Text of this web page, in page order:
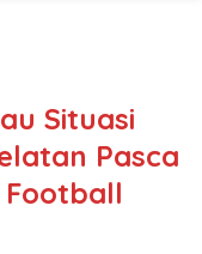
Situasi
Pasca
Football